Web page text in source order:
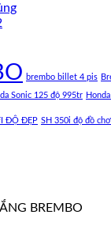
brembo billet 4 pis
Sonic 125 độ 995tr
ĐỘ ĐẸP SH 350i độ đồ
BREMBO